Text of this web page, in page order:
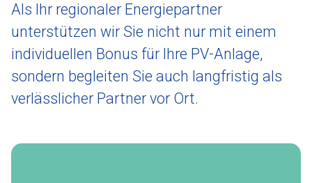
Als Ihr regionaler Energiepartner
unterstützen wir Sie nicht nur mit einem
individuellen Bonus für Ihre PV-Anlage,
sondern begleiten Sie auch langfristig als
verlässlicher Partner vor Ort.